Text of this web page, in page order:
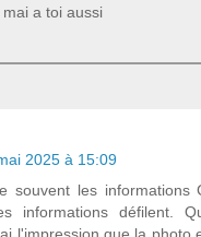
a toi aussi
2025 à 15:09
souvent les informations
informations défilent.
l'impression que la photo